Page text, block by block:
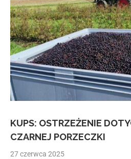
KUPS: OSTRZEŻENIE
CZARNEJ PORZECZKI
27 czerwca 2025